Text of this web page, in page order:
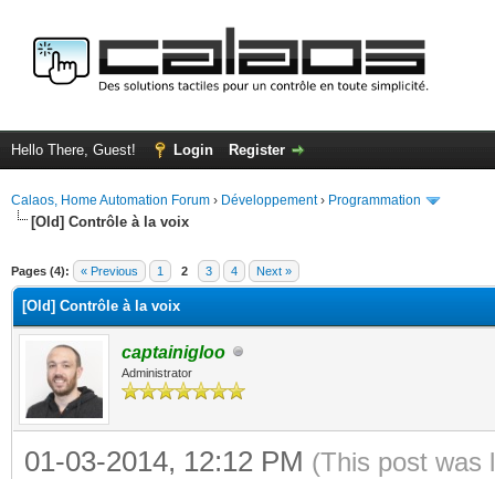
Hello There, Guest! Login Register
Calaos, Home Automation Forum › Développement› Programmation
[Old] Contrôle à la voix
Pages (4): « Previous 1 2 3 4 Next »
[Old] Contrôle à la voix
captainigloo
Administrator
01-03-2014, 12:12 PM (This post was